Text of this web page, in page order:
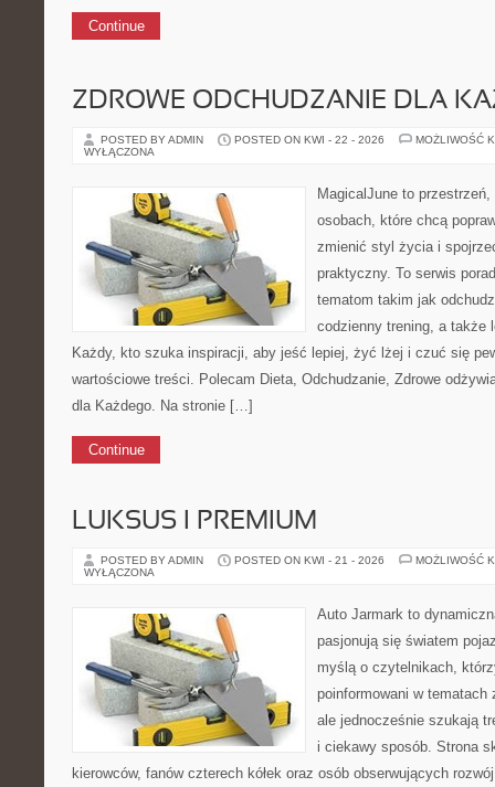
Continue
ZDROWE ODCHUDZANIE DLA
POSTED BY ADMIN POSTED ON KWI - 22 - 2026
MOŻLIWOŚĆ
WYŁĄCZONA
MagicalJune to
osobach, które chcą
zmienić styl życia i
praktyczny. To serwis
tematom takim jak
codzienny trening, a także
Każdy, kto szuka inspiracji, aby jeść lepiej, żyć lżej i czuć się
wartościowe treści. Polecam Dieta, Odchudzanie, Zdrowe
dla Każdego. Na stronie […]
Continue
LUKSUS I PREMIUM
POSTED BY ADMIN POSTED ON KWI - 21 - 2026
MOŻLIWOŚĆ
WYŁĄCZONA
Auto Jarmark to
pasjonują się światem
myślą o czytelnikach,
poinformowani w
ale jednocześnie szukają
i ciekawy sposób. Strona
kierowców, fanów czterech kółek oraz osób obserwujących